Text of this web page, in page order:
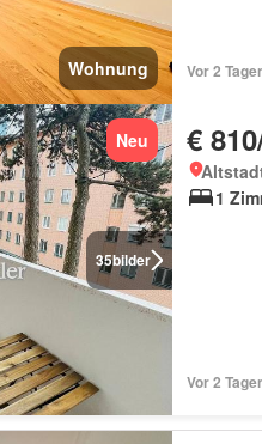
Wohnung Vor 2
35bilder
Neu €
1
Vor 2